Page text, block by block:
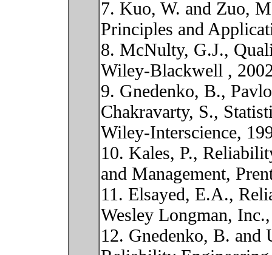
7. Kuo, W. and Zuo,
Principles and
8. McNulty, G.J.,
Wiley-Blackwell ,
9. Gnedenko, B.,
Chakravarty, S.,
Wiley-Interscience,
10. Kales, P.,
and Management,
11. Elsayed, E.A.,
Wesley Longman,
12. Gnedenko, B.